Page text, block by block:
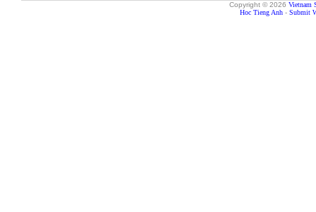
Copyright © 2026 Vietnam
Hoc Tieng Anh - Submit